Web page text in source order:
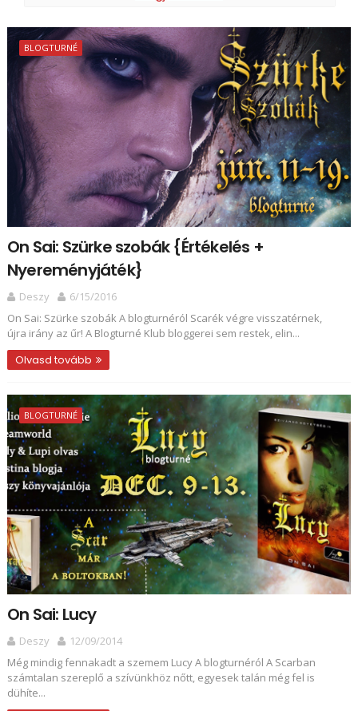
BLOGTURNÉ
On Sai: Szürke szobák {Értékelés +
Nyereményjáték}
Deszy
6/15/2016
On Sai: Szürke szobák A blogturnéról Scarék végre visszatérnek,
újra irány az űr! A Blogturné Klub bloggerei sem restek, elin...
Olvasd tovább
BLOGTURNÉ
On Sai: Lucy
Deszy
12/09/2014
Még mindig fennakadt a szemem Lucy A blogturnéról A Scarban
számtalan szereplő a szívünkhöz nőtt, egyesek talán még fel is
dühíte...